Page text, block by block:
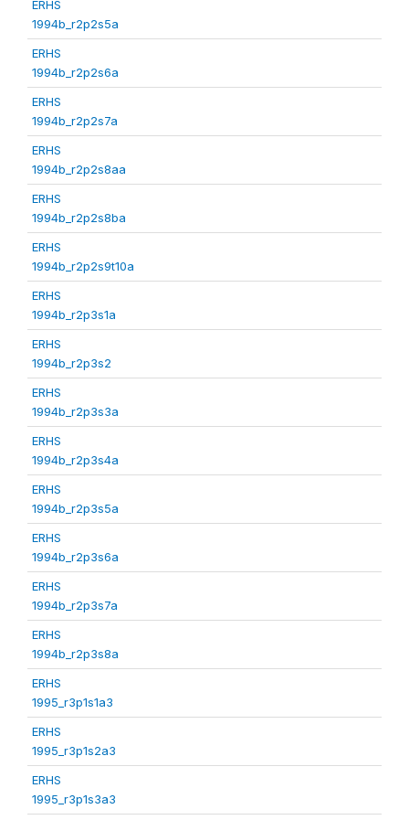
ERHS
1994b_r2p2s5a
ERHS
1994b_r2p2s6a
ERHS
1994b_r2p2s7a
ERHS
1994b_r2p2s8aa
ERHS
1994b_r2p2s8ba
ERHS
1994b_r2p2s9t10a
ERHS
1994b_r2p3s1a
ERHS
1994b_r2p3s2
ERHS
1994b_r2p3s3a
ERHS
1994b_r2p3s4a
ERHS
1994b_r2p3s5a
ERHS
1994b_r2p3s6a
ERHS
1994b_r2p3s7a
ERHS
1994b_r2p3s8a
ERHS
1995_r3p1s1a3
ERHS
1995_r3p1s2a3
ERHS
1995_r3p1s3a3